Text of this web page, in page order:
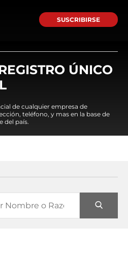
SUSCRIBIRSE
ÚNICO
de cualquier empresa de
teléfono, y mas en la base de
del país.